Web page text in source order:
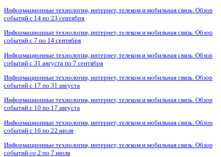
Информационные технологии, интернет, телеком и мобильная связь. Обзор
событий с 14 по 23 сентября
Информационные технологии, интернет, телеком и мобильная связь. Обзор
событий с 7 по 14 сентября
Информационные технологии, интернет, телеком и мобильная связь. Обзор
событий с 31 августа по 7 сентября
Информационные технологии, интернет, телеком и мобильная связь. Обзор
событий с 17 по 31 августа
Информационные технологии, интернет, телеком и мобильная связь. Обзор
событий с 10 по 17 августа
Информационные технологии, интернет, телеком и мобильная связь. Обзор
событий с 16 по 22 июля
Информационные технологии, интернет, телеком и мобильная связь. Обзор
событий со 2 по 7 июля